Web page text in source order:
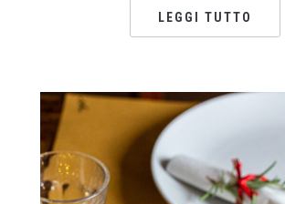
LEGGI TUTTO